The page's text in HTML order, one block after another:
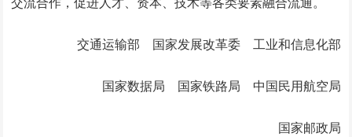
交通运输部 国家发展改革委 工业和信息化部
国家数据局 国家铁路局 中国民用航空局
国家邮政局